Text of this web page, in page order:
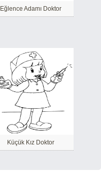
Eğlence Adamı Doktor
Küçük Kız Doktor